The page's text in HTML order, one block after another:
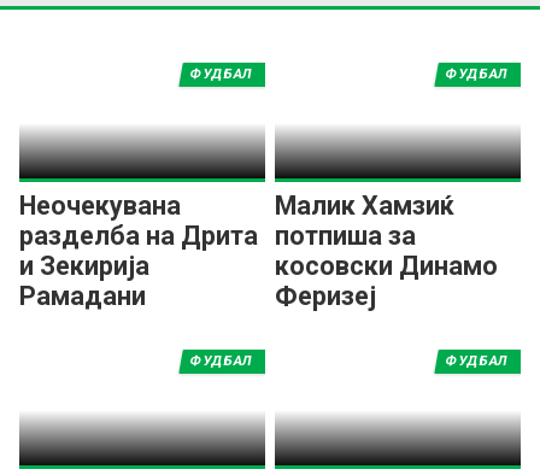
Неочекувана
разделба на Дрита
и Зекирија
Рамадани
ФУДБАЛ
Малик Хамзиќ
потпиша за
косовски Динамо
Феризеј
ФУДБАЛ
ФУДБАЛ ФУДБАЛ